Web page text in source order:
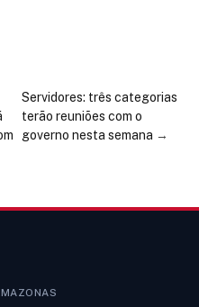
Servidores: três categorias
terão reuniões com o
governo nesta semana →